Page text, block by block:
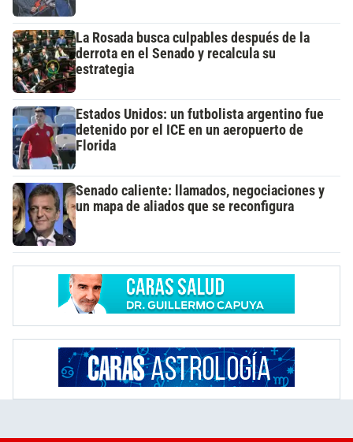
La Rosada busca culpables después de la
derrota en el Senado y recalcula su
estrategia
Estados Unidos: un futbolista argentino fue
detenido por el ICE en un aeropuerto de
Florida
Senado caliente: llamados, negociaciones y
un mapa de aliados que se reconfigura